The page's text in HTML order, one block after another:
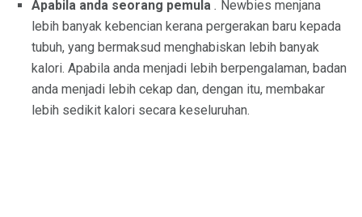
Apabila anda seorang pemula . Newbies menjana
lebih banyak kebencian kerana pergerakan baru kepada
tubuh, yang bermaksud menghabiskan lebih banyak
kalori. Apabila anda menjadi lebih berpengalaman, badan
anda menjadi lebih cekap dan, dengan itu, membakar
lebih sedikit kalori secara keseluruhan.